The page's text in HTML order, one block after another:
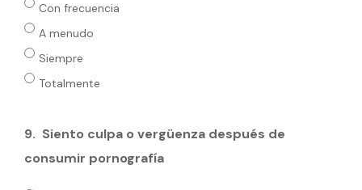
Con frecuencia
A menudo
Siempre
Totalmente
9. Siento culpa o vergüenza después de
consumir pornografía